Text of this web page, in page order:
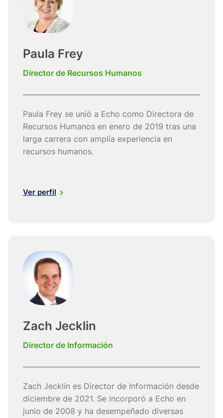
Paula Frey
Director de Recursos Humanos
Paula Frey se unió a Echo como Directora de
Recursos Humanos en enero de 2019 tras una
larga carrera con amplia experiencia en
recursos humanos.
Ver perfil
Zach Jecklin
Director de Información
Zach Jecklin es Director de Información desde
diciembre de 2021. Se incorporó a Echo en
junio de 2008 y ha desempeñado diversas